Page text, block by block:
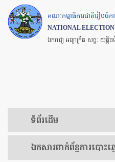
Skip
to
main
គណៈកម្មាធិការជាតិរៀបចំក
NATIONAL
ឯករាជ្យ អព្យាក្រឹត សច្ចៈ យុត្តិ
ទំព័រ​ដើម
ឯកសារ​ពាក់ព័ន្ធ​ការ​បោះឆ្